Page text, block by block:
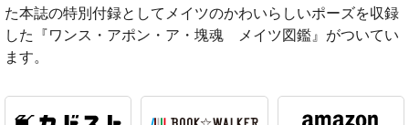
た本誌の特別付録としてメイツのかわいらしいポーズを収録
した『ワンス・アポン・ア・塊魂 メイツ図鑑』がついてい
ます。